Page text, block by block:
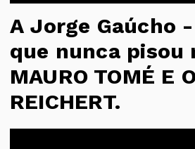
A Jorge Gaúcho
que nunca pisou
MAURO TOMÉ E
REICHERT.